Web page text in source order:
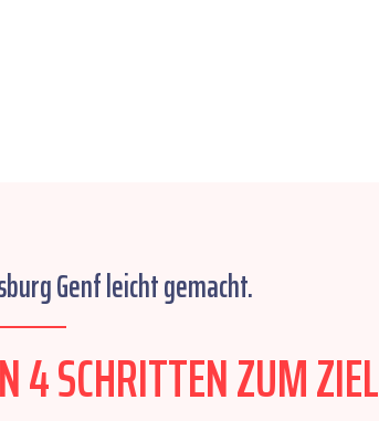
Genf leicht gemacht.
4 SCHRITTEN ZUM ZIEL